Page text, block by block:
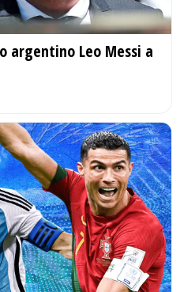
argentino Leo Messi a